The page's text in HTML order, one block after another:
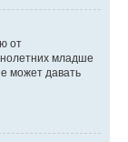
от
младше
может давать